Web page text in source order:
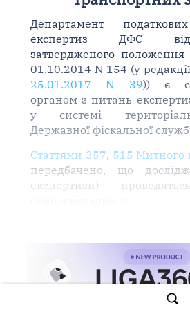
Департамент
експертиз ДФС
затвердженого
01.10.2014 N 154 (у
25.01.2017 N 39)) є
органом з питань
у системі
Державної фіскальної
Статтями 357, 515 Митного
передбачено, що
експертизи)